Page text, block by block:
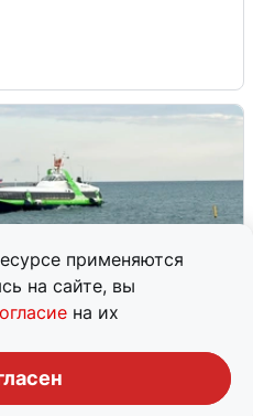
применяются
на сайте, вы
на их